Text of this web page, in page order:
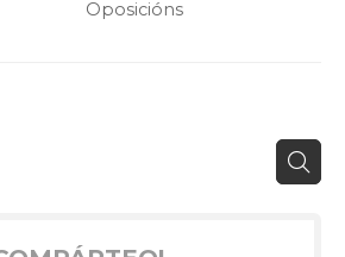
BRIGADA)
Oposicións